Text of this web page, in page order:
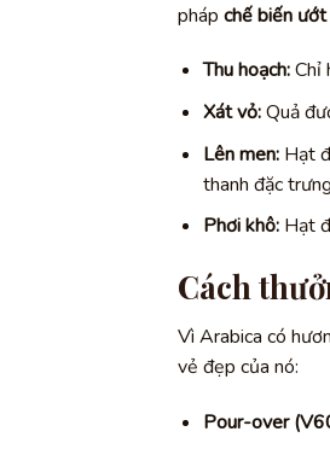
pháp chế biến
Thu hoạch:Chỉ
Xát vỏ:Quả
Lên men:Hạt
thanh đặc
Phơi khô:Hạt
Cách
Vì Arabica có
vẻ đẹp của nó:
Pour-over